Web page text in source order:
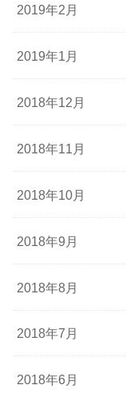
2019年2月
2019年1月
2018年12月
2018年11月
2018年10月
2018年9月
2018年8月
2018年7月
2018年6月